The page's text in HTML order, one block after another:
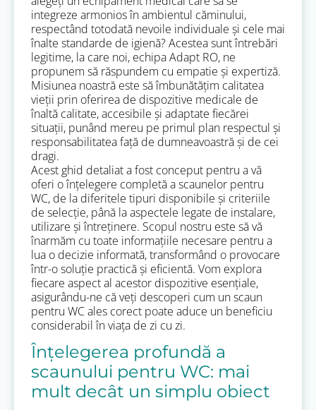
integreze armonios în ambientul căminului,
respectând totodată nevoile individuale și cele mai
înalte standarde de igienă? Acestea sunt întrebări
legitime, la care noi, echipa Adapt RO, ne
propunem să răspundem cu empatie și expertiză.
Misiunea noastră este să îmbunătățim calitatea
vieții prin oferirea de dispozitive medicale de
înaltă calitate, accesibile și adaptate fiecărei
situații, punând mereu pe primul plan respectul și
responsabilitatea față de dumneavoastră și de cei
dragi.
Acest ghid detaliat a fost conceput pentru a vă
oferi o înțelegere completă a scaunelor pentru
WC, de la diferitele tipuri disponibile și criteriile
de selecție, până la aspectele legate de instalare,
utilizare și întreținere. Scopul nostru este să vă
înarmăm cu toate informațiile necesare pentru a
lua o decizie informată, transformând o provocare
într-o soluție practică și eficientă. Vom explora
fiecare aspect al acestor dispozitive esențiale,
asigurându-ne că veți descoperi cum un scaun
pentru WC ales corect poate aduce un beneficiu
considerabil în viața de zi cu zi.
Înțelegerea profundă a
scaunului pentru WC: mai
mult decât un simplu obiect